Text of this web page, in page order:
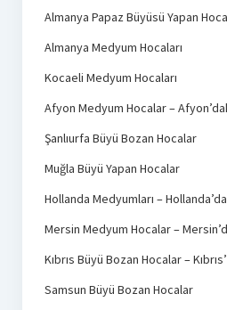
Almanya Papaz Büyüsü Yapan
Almanya Medyum Hocaları
Kocaeli Medyum Hocaları
Afyon Medyum Hocalar –
Şanlıurfa Büyü Bozan Hocalar
Muğla Büyü Yapan Hocalar
Hollanda Medyumları –
Mersin Medyum Hocalar –
Kıbrıs Büyü Bozan Hocalar –
Samsun Büyü Bozan Hocalar